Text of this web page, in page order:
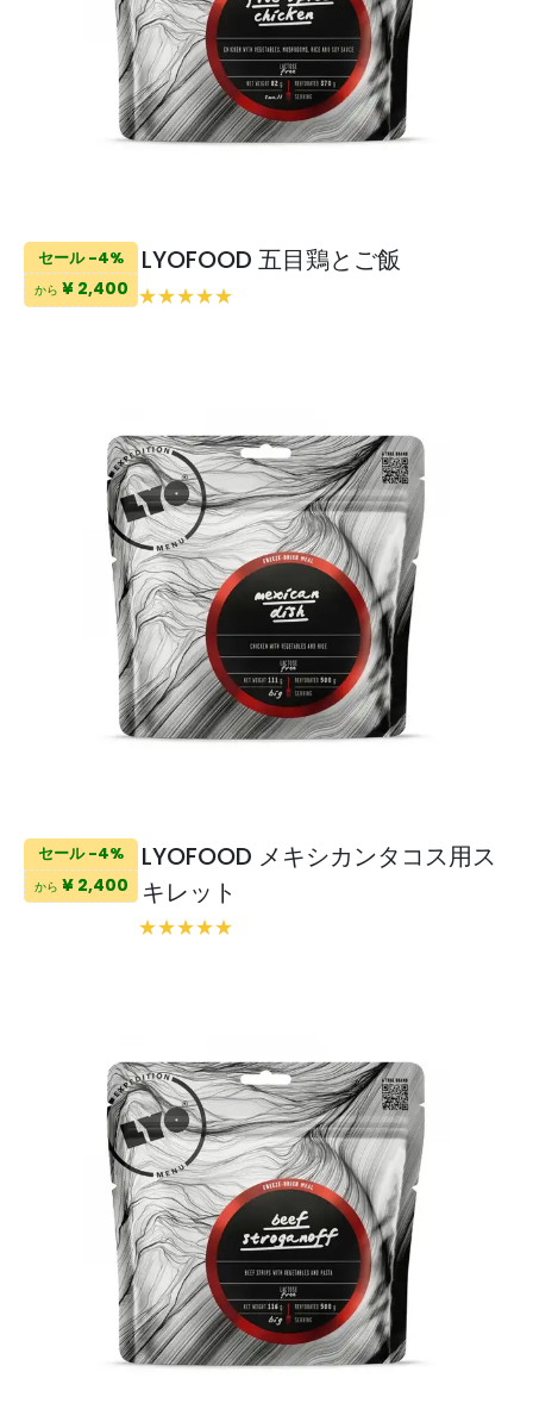
セール -4%
から ¥ 2,400
LYOFOOD 五目鶏とご飯
セール -4%
から ¥ 2,400
LYOFOOD メキシカンタコス用ス
キレット